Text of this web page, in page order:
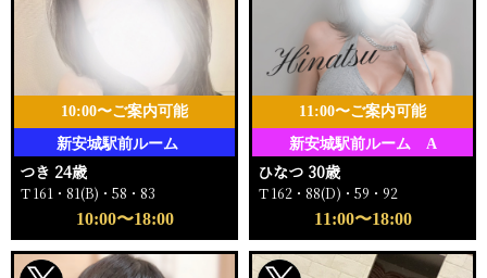
新安城駅前ルーム
10:00〜ご案内可能
つき 24歳
Ｔ161・81(B)・58・83
10:00〜18:00
新安城駅前ルーム A
11:00〜ご案内可能
ひなつ 30歳
Ｔ162・88(D)・59・92
11:00〜18:00